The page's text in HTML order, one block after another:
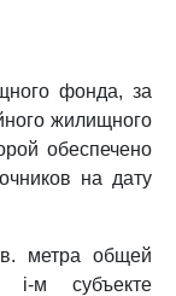
фонда, за
жилищного
обеспечено
на дату
метра общей
i-м субъекте